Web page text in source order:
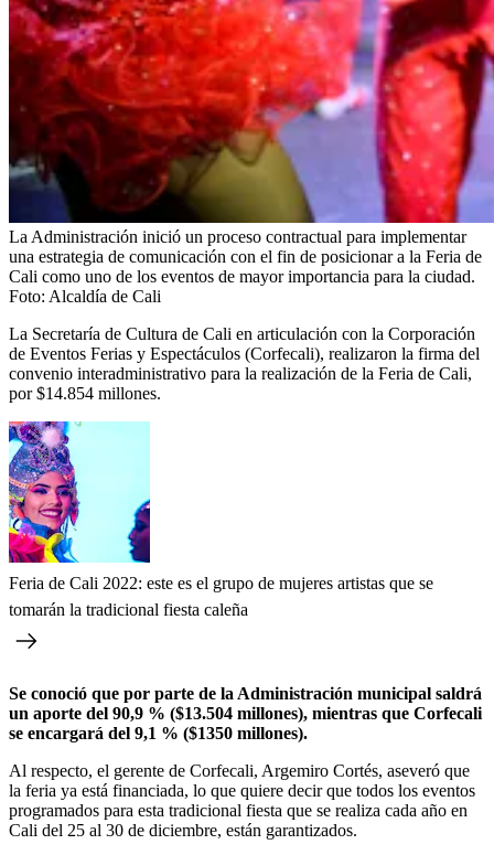
La Administración inició un proceso contractual para implementar
una estrategia de comunicación con el fin de posicionar a la Feria de
Cali como uno de los eventos de mayor importancia para la ciudad.
Foto: Alcaldía de Cali
La Secretaría de Cultura de Cali en articulación con la Corporación
de Eventos Ferias y Espectáculos (Corfecali), realizaron la firma del
convenio interadministrativo para la realización de la Feria de Cali,
por $14.854 millones.
Feria de Cali 2022: este es el grupo de mujeres artistas que se
tomarán la tradicional fiesta caleña
Se conoció que por parte de la Administración municipal saldrá
un aporte del 90,9 % ($13.504 millones), mientras que Corfecali
se encargará del 9,1 % ($1350 millones).
Al respecto, el gerente de Corfecali, Argemiro Cortés, aseveró que
la feria ya está financiada, lo que quiere decir que todos los eventos
programados para esta tradicional fiesta que se realiza cada año en
Cali del 25 al 30 de diciembre, están garantizados.